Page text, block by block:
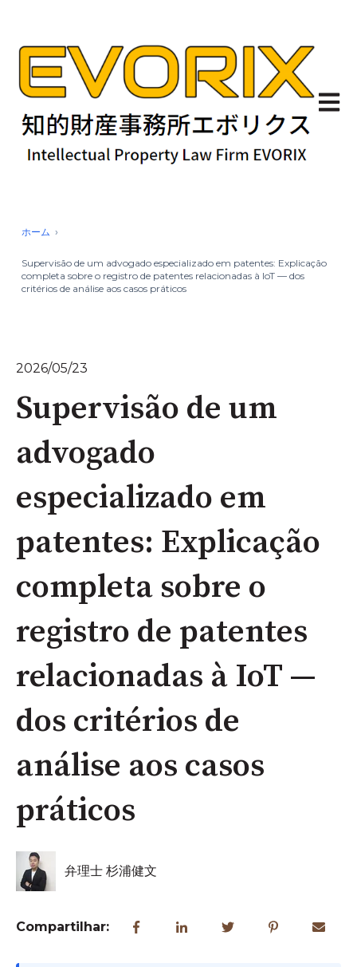
Abrir
ホーム
Supervisão de um advogado especializado em patentes: Explicação
completa sobre o registro de patentes relacionadas à IoT — dos
critérios de análise aos casos práticos
2026/05/23
Supervisão de um
advogado
especializado em
patentes: Explicação
completa sobre o
registro de patentes
relacionadas à IoT —
dos critérios de
análise aos casos
práticos
弁理士 杉浦健文
Compartilhar: